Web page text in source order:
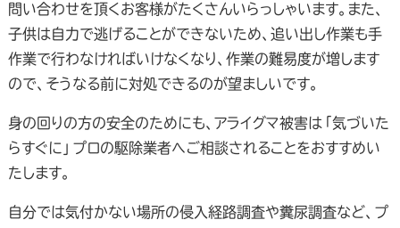
問い合わせを頂くお客様がたくさんいらっしゃいます。また、
子供は自力で逃げることができないため、追い出し作業も手
作業で行わなければいけなくなり、作業の難易度が増します
ので、そうなる前に対処できるのが望ましいです。
身の回りの方の安全のためにも、アライグマ被害は「気づいた
らすぐに」プロの駆除業者へご相談されることをおすすめい
たします。
自分では気付かない場所の侵入経路調査や糞尿調査など、プ